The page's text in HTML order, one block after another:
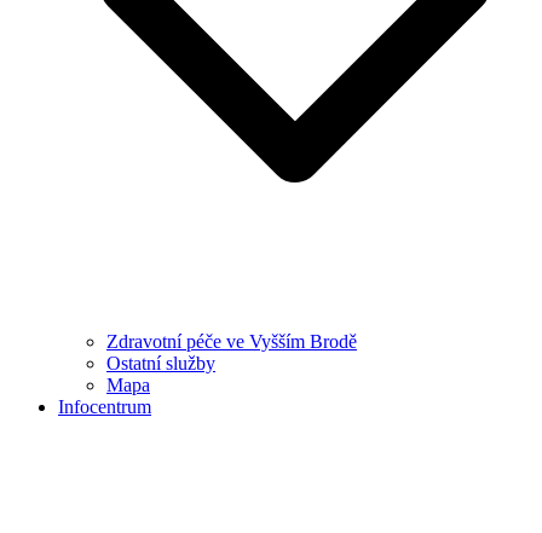
Zdravotní péče ve Vyšším Brodě
Ostatní služby
Mapa
Infocentrum